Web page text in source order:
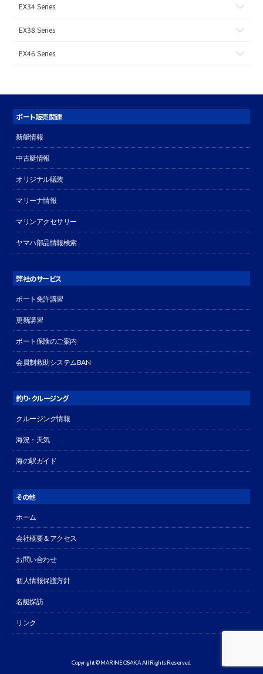
EX34 Series
EX38 Series
EX46 Series
ボート販売関連
新艇情報
中古艇情報
オリジナル艤装
マリーナ情報
マリンアクセサリー
ヤマハ部品情報検索
弊社のサービス
ボート免許講習
更新講習
ボート保険のご案内
会員制救助システムBAN
釣り・クルージング
クルージング情報
海況・天気
海の駅ガイド
その他
ホーム
会社概要＆アクセス
お問い合わせ
個人情報保護方針
名艇探訪
リンク
Copyright © MARINE OSAKA All Rights Reserved.